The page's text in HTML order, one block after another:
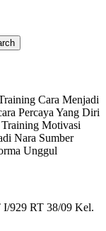
Cara Menjadi
Percaya Yang Diri
Motivasi
Nara Sumber
Unggul
I/929 RT 38/09 Kel.